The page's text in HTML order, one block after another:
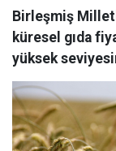
Birleşmiş
küresel gıda
yüksek